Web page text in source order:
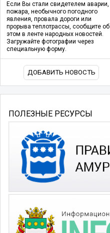
Если Вы стали свидетелем аварии,
пожара, необычного погодного
явления, провала дороги или
прорыва теплотрассы, сообщите об
этом в ленте народных новостей.
Загружайте фотографии через
специальную форму.
ДОБАВИТЬ НОВОСТЬ
ПОЛЕЗНЫЕ РЕСУРСЫ